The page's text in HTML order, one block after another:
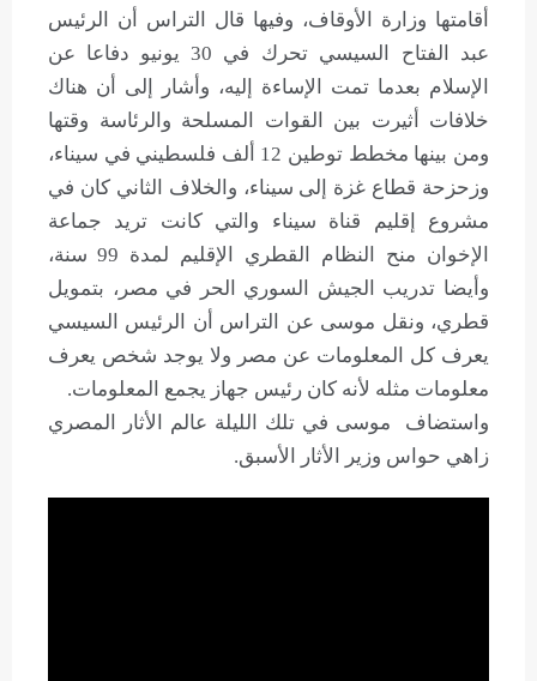
أقامتها وزارة الأوقاف، وفيها قال التراس أن الرئيس
عبد الفتاح السيسي تحرك في 30 يونيو دفاعا عن
الإسلام بعدما تمت الإساءة إليه، وأشار إلى أن هناك
خلافات أثيرت بين القوات المسلحة والرئاسة وقتها
ومن بينها مخطط توطين 12 ألف فلسطيني في سيناء،
وزحزحة قطاع غزة إلى سيناء، والخلاف الثاني كان في
مشروع إقليم قناة سيناء والتي كانت تريد جماعة
الإخوان منح النظام القطري الإقليم لمدة 99 سنة،
وأيضا تدريب الجيش السوري الحر في مصر، بتمويل
قطري، ونقل موسى عن التراس أن الرئيس السيسي
يعرف كل المعلومات عن مصر ولا يوجد شخص يعرف
معلومات مثله لأنه كان رئيس جهاز يجمع المعلومات.
واستضاف موسى في تلك الليلة عالم الأثار المصري
زاهي حواس وزير الأثار الأسبق.